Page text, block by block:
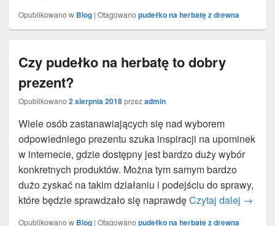
Opublikowano w Blog | Otagowano pudełko na herbatę z drewna
Czy pudełko na herbatę to dobry
prezent?
Opublikowano 2 sierpnia 2018przezadmin
Wiele osób zastanawiających się nad wyborem
odpowiedniego prezentu szuka inspiracji na upominek
w internecie, gdzie dostępny jest bardzo duży wybór
konkretnych produktów. Można tym samym bardzo
dużo zyskać na takim działaniu i podejściu do sprawy,
które będzie sprawdzało się naprawdęCzytaj dalej Czy
→
Opublikowano w Blog | Otagowano pudełko na herbatę z drewna